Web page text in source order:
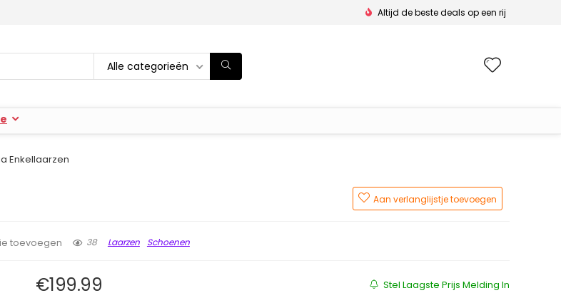
Altijd de beste deals op een rij
Alle categorieën
Enkellaarzen
Aan verlanglijstje toevoegen
toevoegen 38 Laarzen Schoenen
Stel Laagste Prijs Melding In
€199.99